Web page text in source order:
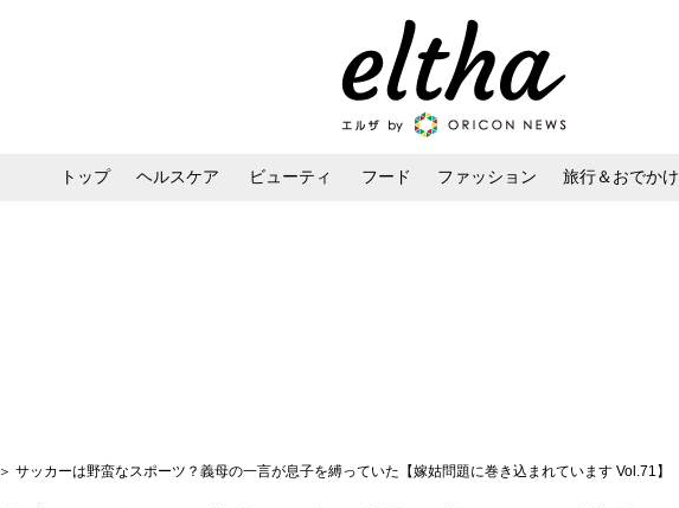
トップ ヘルスケア ビューティ フード ファッション 旅行＆おでかけ
＞ サッカーは野蛮なスポーツ？義母の一言が息子を縛っていた【嫁姑問題に巻き込まれています Vol.71】